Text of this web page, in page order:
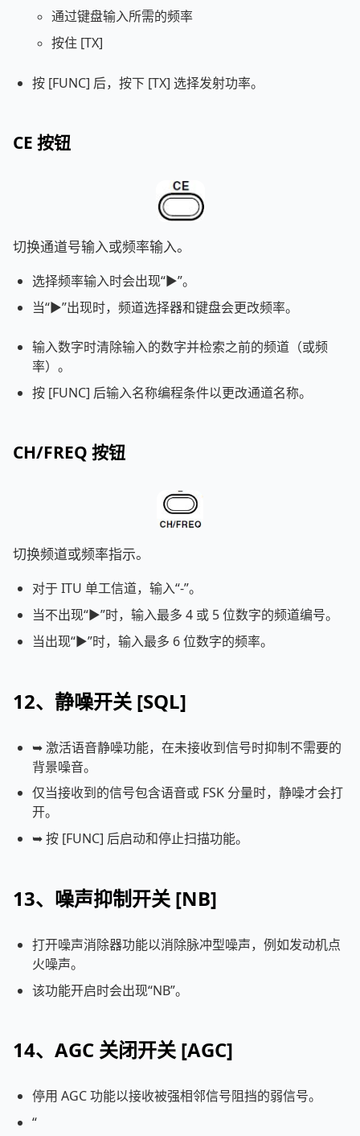
通过键盘输入所需的频率
按住 [TX]
按 [FUNC] 后，按下 [TX] 选择发射功率。
CE 按钮
切换通道号输入或频率输入。
选择频率输入时会出现“►”。
当“►”出现时，频道选择器和键盘会更改频率。
输入数字时清除输入的数字并检索之前的频道（或频
率）。
按 [FUNC] 后输入名称编程条件以更改通道名称。
CH/FREQ 按钮
切换频道或频率指示。
对于 ITU 单工信道，输入“-”。
当不出现“►”时，输入最多 4 或 5 位数字的频道编号。
当出现“►”时，输入最多 6 位数字的频率。
12、静噪开关 [SQL]
➥ 激活语音静噪功能，在未接收到信号时抑制不需要的
背景噪音。
仅当接收到的信号包含语音或 FSK 分量时，静噪才会打
开。
➥ 按 [FUNC] 后启动和停止扫描功能。
13、噪声抑制开关 [NB]
打开噪声消除器功能以消除脉冲型噪声，例如发动机点
火噪声。
该功能开启时会出现“NB”。
14、AGC 关闭开关 [AGC]
停用 AGC 功能以接收被强相邻信号阻挡的弱信号。
“